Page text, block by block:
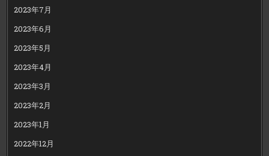
2023年7月
2023年6月
2023年5月
2023年4月
2023年3月
2023年2月
2023年1月
2022年12月